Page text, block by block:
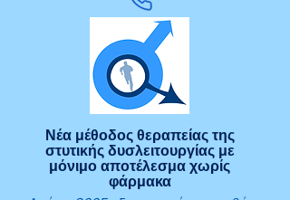
Νέα μέθοδος θεραπείας της
στυτικής δυσλειτουργίας με
μόνιμο αποτέλεσμα χωρίς
φάρμακα